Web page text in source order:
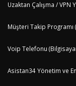
Uzaktan Çalışma / VPN
Müşteri Takip Programı
Voip Telefonu
Asistan34 Yönetim ve